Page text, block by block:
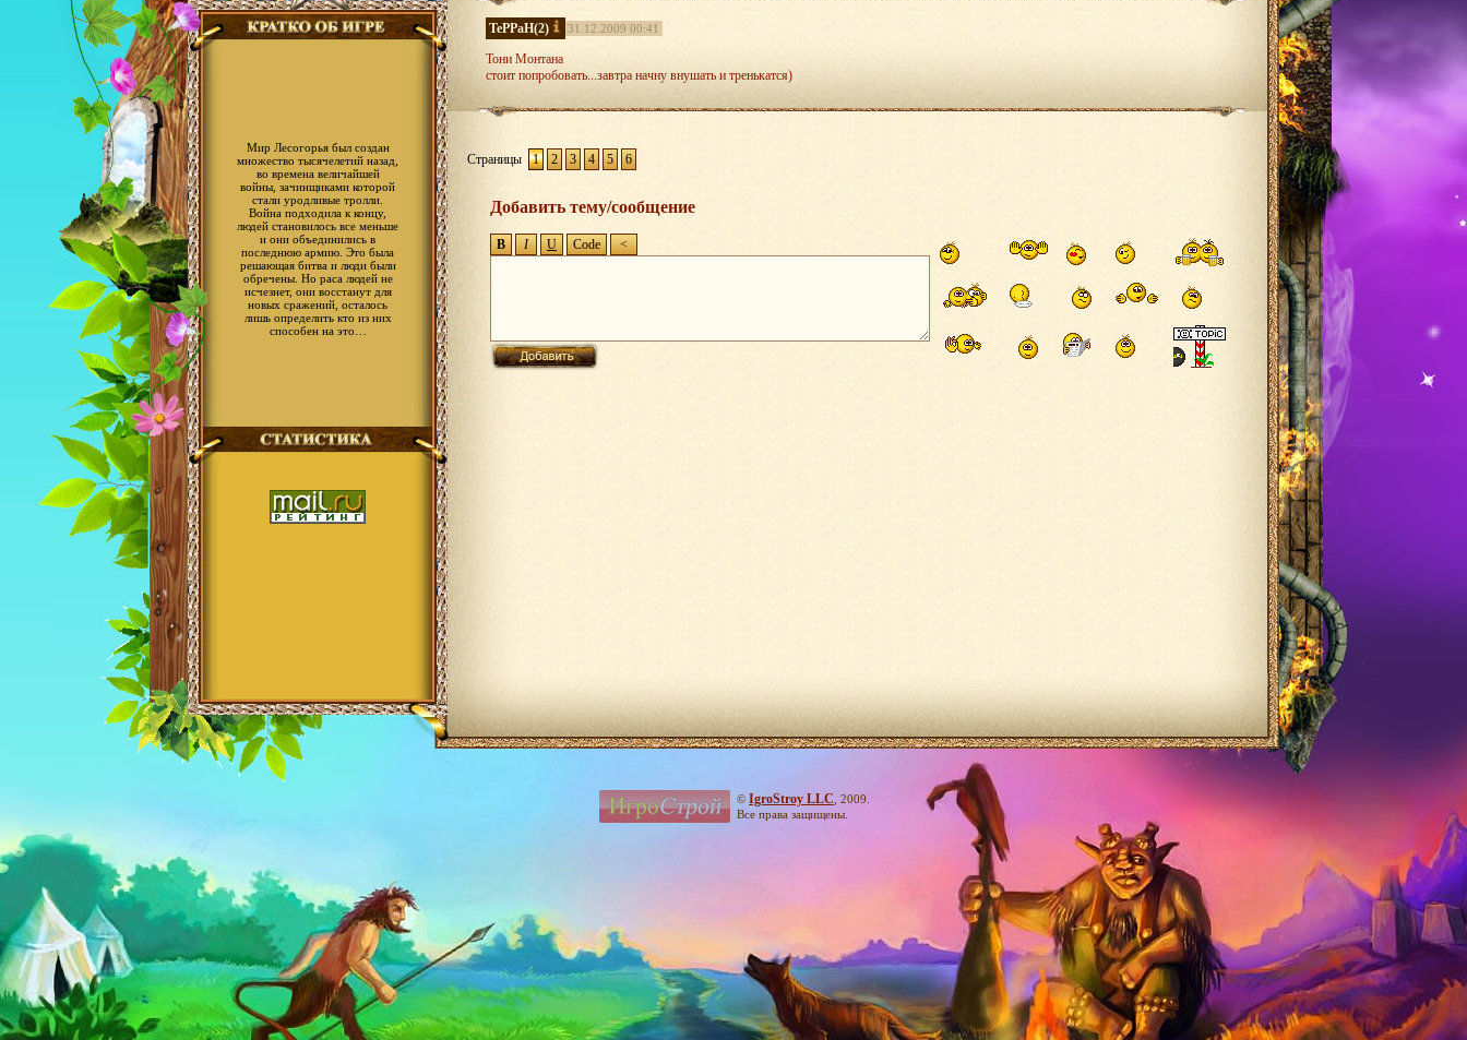
Мир Лесогорья был создан
множество тысячелетий назад,
во времена величайшей
войны, зачинщиками которой
стали уродливые тролли.
Война подходила к концу,
людей становилось все меньше
и они объединились в
последнюю армию. Это была
решающая битва и люди были
обречены. Но раса людей не
исчезнет, они восстанут для
новых сражений, осталось
лишь определить кто из них
способен на это…
TePPaH(2) 31.12.2009 00:41
Тони Монтана
стоит попробовать...завтра начну внушать и тренькатся)
Страницы 1 2 3 4 5 6
Добавить тему/сообщение
© IgroStroy LLC , 2009.
Все права защищены.